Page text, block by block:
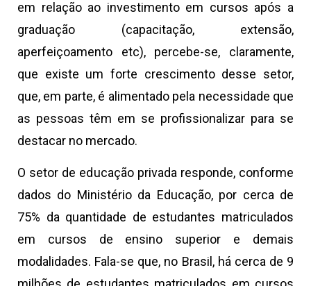
em relação ao investimento em cursos após a
graduação (capacitação, extensão,
aperfeiçoamento etc), percebe-se, claramente,
que existe um forte crescimento desse setor,
que, em parte, é alimentado pela necessidade que
as pessoas têm em se profissionalizar para se
destacar no mercado.
O setor de educação privada responde, conforme
dados do Ministério da Educação, por cerca de
75% da quantidade de estudantes matriculados
em cursos de ensino superior e demais
modalidades. Fala-se que, no Brasil, há cerca de 9